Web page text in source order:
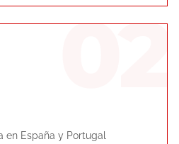
02
en España y Portugal